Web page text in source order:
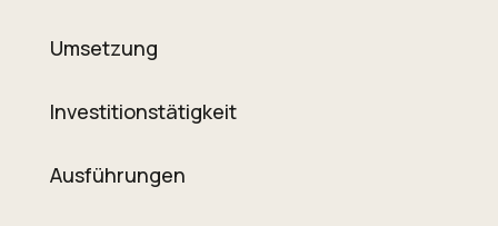
Umsetzung
Investitionstätigkeit
Ausführungen